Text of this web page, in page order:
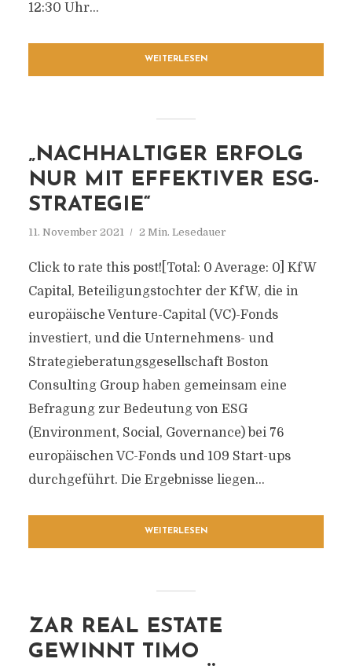
12:30 Uhr...
WEITERLESEN
„NACHHALTIGER ERFOLG
NUR MIT EFFEKTIVER ESG-
STRATEGIE“
11. November 2021 2 Min. Lesedauer
Click to rate this post![Total: 0 Average: 0] KfW
Capital, Beteiligungstochter der KfW, die in
europäische Venture-Capital (VC)-Fonds
investiert, und die Unternehmens- und
Strategieberatungsgesellschaft Boston
Consulting Group haben gemeinsam eine
Befragung zur Bedeutung von ESG
(Environment, Social, Governance) bei 76
europäischen VC-Fonds und 109 Start-ups
durchgeführt. Die Ergebnisse liegen...
WEITERLESEN
ZAR REAL ESTATE
GEWINNT TIMO